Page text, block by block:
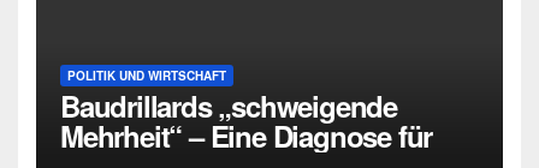
POLITIK UND WIRTSCHAFT
Baudrillards „schweigende
Mehrheit“ – Eine Diagnose für